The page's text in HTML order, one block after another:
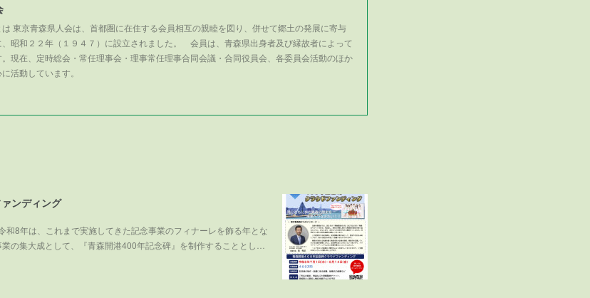
東京青森県人会は、首都圏に在住する会員相互の親睦を図り、併せて郷土の発展に寄与
昭和２２年（１９４７）に設立されました。 会員は、青森県出身者及び縁故者によって
現在、定時総会・常任理事会・理事常任理事合同会議・合同役員会、各委員会活動のほか
活動しています。
ンディング
和8年は、これまで実施してきた記念事業のフィナーレを飾る年とな
の集大成として、『青森開港400年記念碑』を制作することとし…